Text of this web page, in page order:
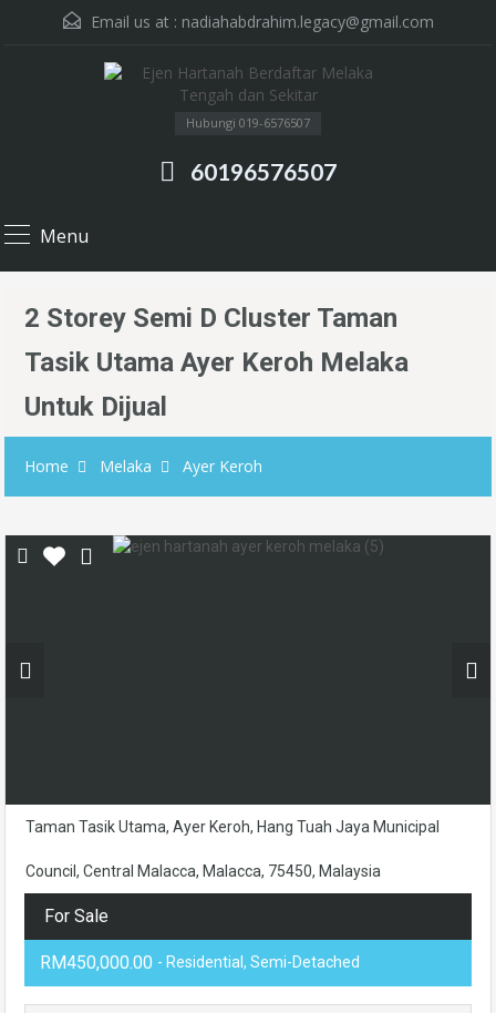
Email us at : nadiahabdrahim.legacy@gmail.com
Hubungi 019-6576507
60196576507
Menu
2 Storey Semi D Cluster Taman
Tasik Utama Ayer Keroh Melaka
Untuk Dijual
Home Melaka Ayer Keroh
Taman Tasik Utama, Ayer Keroh, Hang Tuah Jaya Municipal
Council, Central Malacca, Malacca, 75450, Malaysia
For Sale
RM450,000.00 - Residential, Semi-Detached